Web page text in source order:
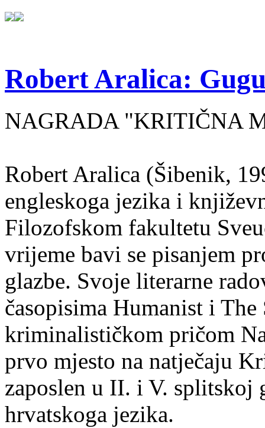
Robert Aralica:
NAGRADA "KRITIČNA
Robert Aralica (Šibenik,
engleskoga jezika i
Filozofskom fakultetu
vrijeme bavi se pisanjem
glazbe. Svoje literarne
časopisima Humanist i
kriminalističkom pričom
prvo mjesto na natječaju
zaposlen u II. i V. splitskoj
hrvatskoga jezika.